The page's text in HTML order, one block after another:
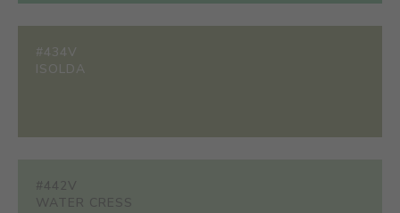
#434V
ISOLDA
#442V
WATER CRESS